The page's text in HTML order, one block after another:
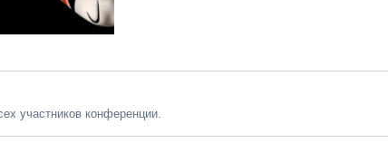
участников конференции.